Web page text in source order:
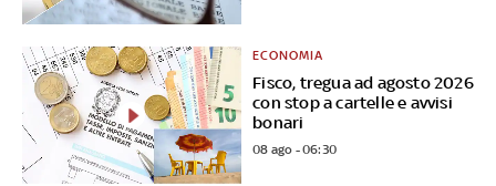
Fisco, tregua ad agosto 2026
con stop a cartelle e avvisi
bonari
ECONOMIA
08 ago - 06:30